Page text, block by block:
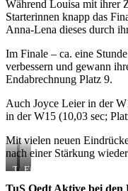
Während Louisa mit ihrer
Starterinnen knapp das
Anna-Lena dieses durch
Im Finale – ca. eine
verbessern und gewann
Endabrechnung Platz 9.
Auch Joyce Leier in der
in der W15 (10,03 sec;
Mit vielen neuen
nach einer Stärkung
TuSEine
TuS Oedt Aktive bei den